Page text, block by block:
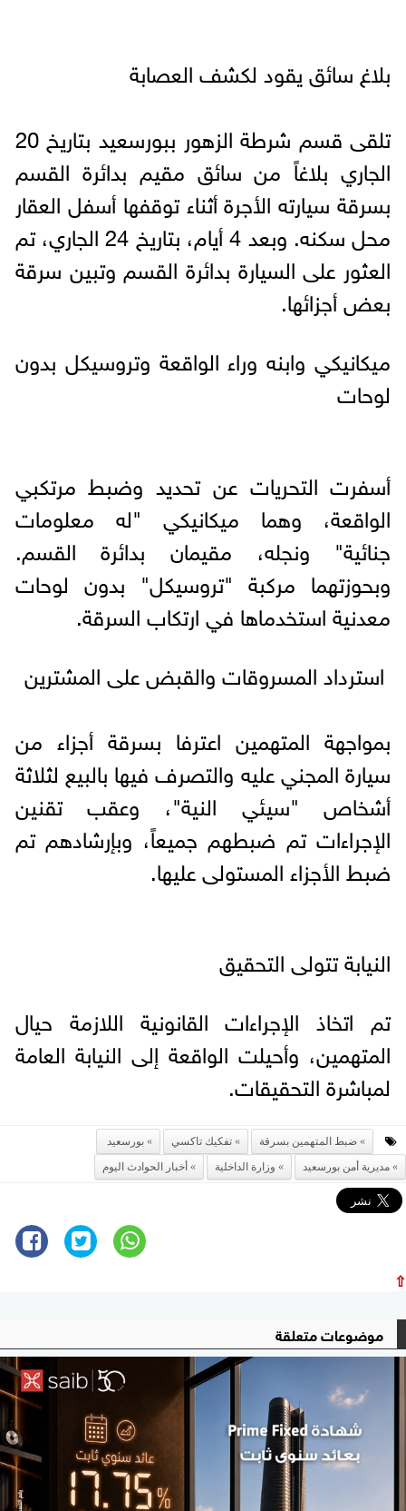
بلاغ سائق يقود لكشف العصابة
تلقى قسم شرطة الزهور ببورسعيد بتاريخ 20
الجاري بلاغاً من سائق مقيم بدائرة القسم
بسرقة سيارته الأجرة أثناء توقفها أسفل العقار
محل سكنه. وبعد 4 أيام، بتاريخ 24 الجاري، تم
العثور على السيارة بدائرة القسم وتبين سرقة
بعض أجزائها.
ميكانيكي وابنه وراء الواقعة وتروسيكل بدون
لوحات
أسفرت التحريات عن تحديد وضبط مرتكبي
الواقعة، وهما ميكانيكي "له معلومات
جنائية" ونجله، مقيمان بدائرة القسم.
وبحوزتهما مركبة "تروسيكل" بدون لوحات
معدنية استخدماها في ارتكاب السرقة.
استرداد المسروقات والقبض على المشترين
بمواجهة المتهمين اعترفا بسرقة أجزاء من
سيارة المجني عليه والتصرف فيها بالبيع لثلاثة
أشخاص "سيئي النية"، وعقب تقنين
الإجراءات تم ضبطهم جميعاً، وبإرشادهم تم
ضبط الأجزاء المستولى عليها.
النيابة تتولى التحقيق
تم اتخاذ الإجراءات القانونية اللازمة حيال
المتهمين، وأحيلت الواقعة إلى النيابة العامة
لمباشرة التحقيقات.
ضبط المتهمين بسرقة تفكيك تاكسي
بورسعيد
مديرية أمن بورسعيد
وزارة الداخلية أخبار الحوادث اليوم
⇧
موضوعات متعلقة